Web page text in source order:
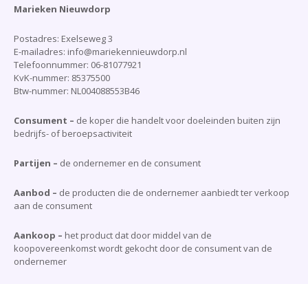
Marieken Nieuwdorp
Postadres: Exelseweg 3
E-mailadres: info@mariekennieuwdorp.nl
Telefoonnummer: 06-81077921
KvK-nummer: 85375500
Btw-nummer: NL004088553B46
Consument – de koper die handelt voor doeleinden buiten zijn
bedrijfs- of beroepsactiviteit
Partijen – de ondernemer en de consument
Aanbod – de producten die de ondernemer aanbiedt ter verkoop
aan de consument
Aankoop – het product dat door middel van de
koopovereenkomst wordt gekocht door de consument van de
ondernemer